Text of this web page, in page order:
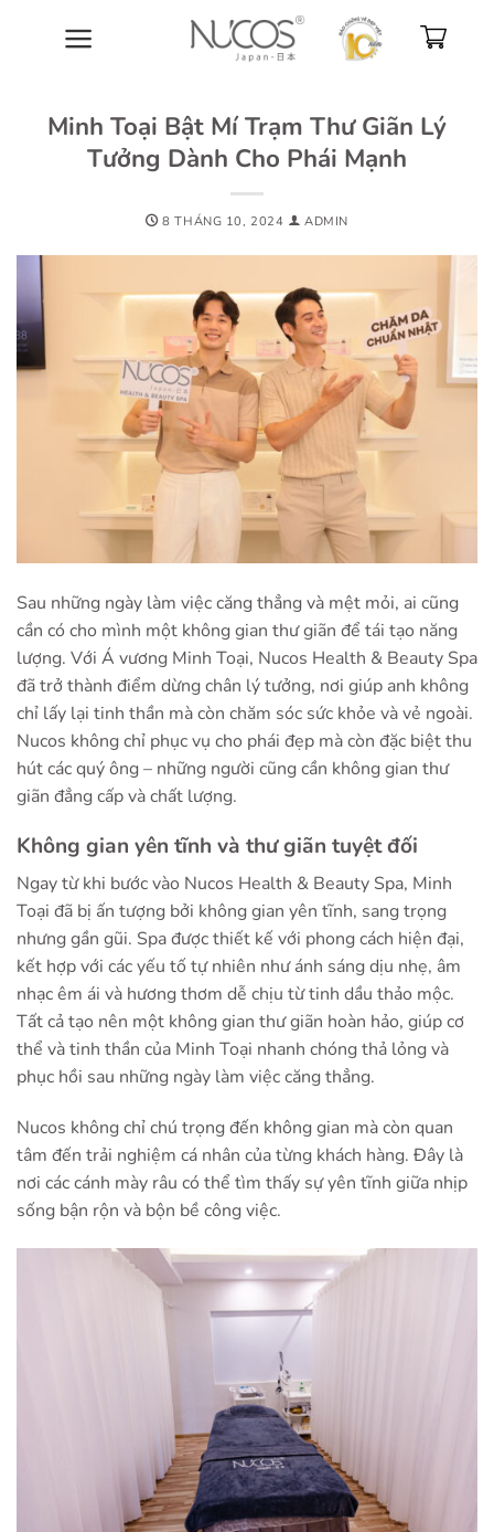
Minh Toại Bật Mí Trạm Thư Giãn Lý
Tưởng Dành Cho Phái Mạnh
8 THÁNG 10, 2024 ADMIN
Sau những ngày làm việc căng thẳng và mệt mỏi, ai cũng
cần có cho mình một không gian thư giãn để tái tạo năng
lượng. Với Á vương Minh Toại, Nucos Health & Beauty Spa
đã trở thành điểm dừng chân lý tưởng, nơi giúp anh không
chỉ lấy lại tinh thần mà còn chăm sóc sức khỏe và vẻ ngoài.
Nucos không chỉ phục vụ cho phái đẹp mà còn đặc biệt thu
hút các quý ông – những người cũng cần không gian thư
giãn đẳng cấp và chất lượng.
Không gian yên tĩnh và thư giãn tuyệt đối
Ngay từ khi bước vào Nucos Health & Beauty Spa, Minh
Toại đã bị ấn tượng bởi không gian yên tĩnh, sang trọng
nhưng gần gũi. Spa được thiết kế với phong cách hiện đại,
kết hợp với các yếu tố tự nhiên như ánh sáng dịu nhẹ, âm
nhạc êm ái và hương thơm dễ chịu từ tinh dầu thảo mộc.
Tất cả tạo nên một không gian thư giãn hoàn hảo, giúp cơ
thể và tinh thần của Minh Toại nhanh chóng thả lỏng và
phục hồi sau những ngày làm việc căng thẳng.
Nucos không chỉ chú trọng đến không gian mà còn quan
tâm đến trải nghiệm cá nhân của từng khách hàng. Đây là
nơi các cánh mày râu có thể tìm thấy sự yên tĩnh giữa nhịp
sống bận rộn và bộn bề công việc.